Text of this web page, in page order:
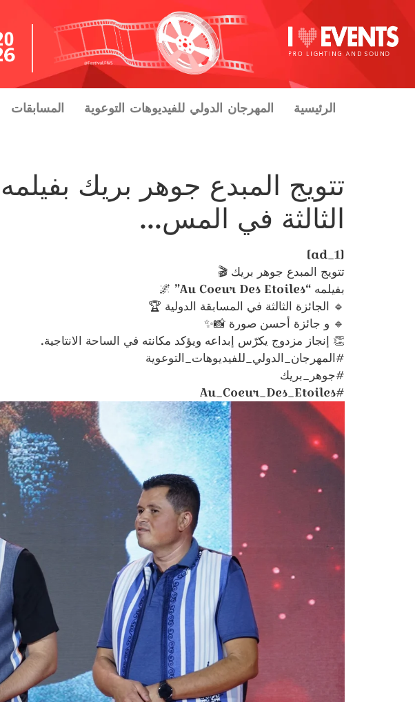
الرئيسية المهرجان الدولي للفيديوهات التوعوية المسابقات
الثالثة في المس…
[ad_1]
تتويج المبدع جوهر بريك 🎬
بفيلمه “Au Coeur Des Etoiles” 🌌
🔹 الجائزة الثالثة في المسابقة الدولية 🏆
🔹 و جائزة أحسن صورة 📸✨
👏 إنجاز مزدوج يكرّس إبداعه ويؤكد مكانته في الساحة الانتاجية.
#المهرجان_الدولي_للفيديوهات_التوعوية
#جوهر_بريك
#Au_Coeur_Des_Etoiles